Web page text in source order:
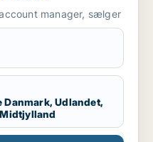
manager, sælger
Udlandet,